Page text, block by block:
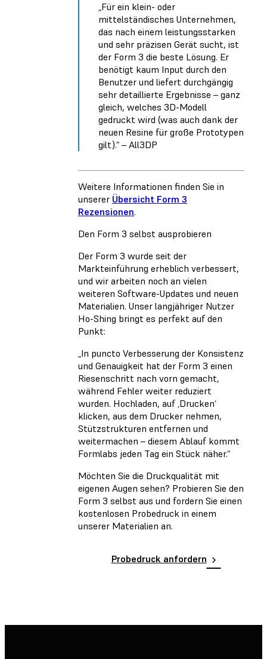
„Für ein klein- oder
mittelständisches Unternehmen,
das nach einem leistungsstarken
und sehr präzisen Gerät sucht, ist
der Form 3 die beste Lösung. Er
benötigt kaum Input durch den
Benutzer und liefert durchgängig
sehr detaillierte Ergebnisse – ganz
gleich, welches 3D-Modell
gedruckt wird (was auch dank der
neuen Resine für große Prototypen
gilt).“ – All3DP
Weitere Informationen finden Sie in
unserer Übersicht Form 3
Rezensionen.
Den Form 3 selbst ausprobieren
Der Form 3 wurde seit der
Markteinführung erheblich verbessert,
und wir arbeiten noch an vielen
weiteren Software-Updates und neuen
Materialien. Unser langjähriger Nutzer
Ho-Shing bringt es perfekt auf den
Punkt:
„In puncto Verbesserung der Konsistenz
und Genauigkeit hat der Form 3 einen
Riesenschritt nach vorn gemacht,
während Fehler weiter reduziert
wurden. Hochladen, auf ‚Drucken‘
klicken, aus dem Drucker nehmen,
Stützstrukturen entfernen und
weitermachen – diesem Ablauf kommt
Formlabs jeden Tag ein Stück näher.“
Möchten Sie die Druckqualität mit
eigenen Augen sehen? Probieren Sie den
Form 3 selbst aus und fordern Sie einen
kostenlosen Probedruck in einem
unserer Materialien an.
Probedruck anfordern